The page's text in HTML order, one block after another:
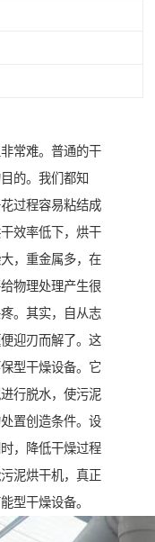
常难。普通的干
的。我们都知
过程容易粘结成
效率低下，烘干
，重金属多，在
物理处理产生很
。其实，自从志
迎刃而解了。这
型干燥设备。它
行脱水，使污泥
置创造条件。设
，降低干燥过程
泥烘干机，真正
型干燥设备。